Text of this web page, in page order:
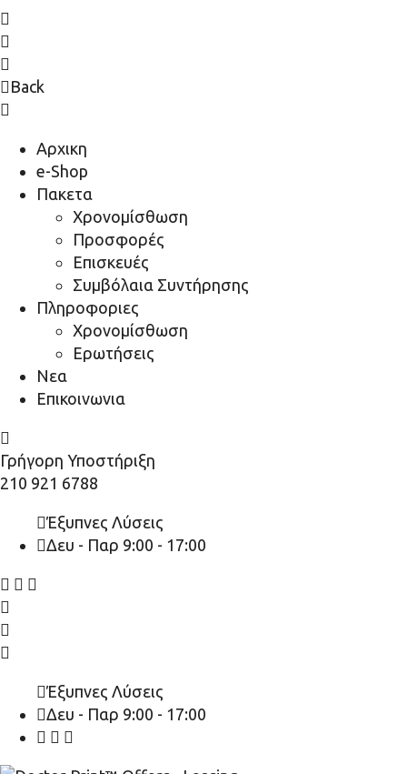
Back
Αρχικη
e-Shop
Πακετα
Χρονομίσθωση
Προσφορές
Επισκευές
Συμβόλαια Συντήρησης
Πληροφοριες
Χρονομίσθωση
Ερωτήσεις
Νεα
Επικοινωνια
Γρήγορη Υποστήριξη
210 921 6788
Έξυπνες Λύσεις
Δευ - Παρ 9:00 - 17:00
Έξυπνες Λύσεις
Δευ - Παρ 9:00 - 17:00